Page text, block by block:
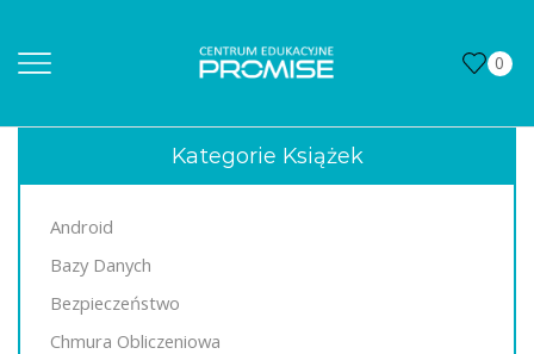
0
Kategorie Książek
Android
Bazy Danych
Bezpieczeństwo
Chmura Obliczeniowa